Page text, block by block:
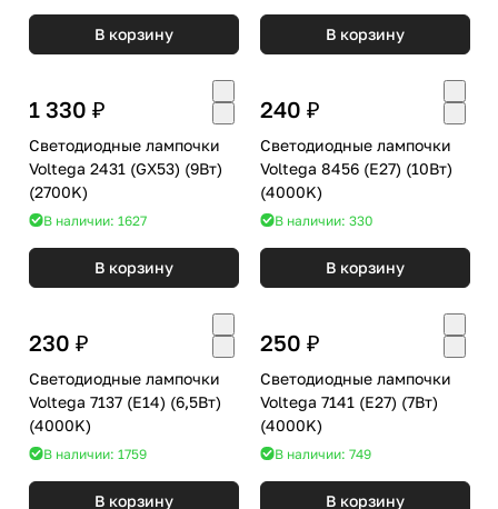
В корзину В корзину
1 330 ₽
Светодиодные лампочки
Voltega 2431 (GX53) (9Вт)
(2700K)
В наличии: 1627
В корзину
240 ₽
Светодиодные лампочки
Voltega 8456 (E27) (10Вт)
(4000K)
В наличии: 330
В корзину
230 ₽
Светодиодные лампочки
Voltega 7137 (E14) (6,5Вт)
(4000K)
В наличии: 1759
В корзину
250 ₽
Светодиодные лампочки
Voltega 7141 (E27) (7Вт)
(4000K)
В наличии: 749
В корзину